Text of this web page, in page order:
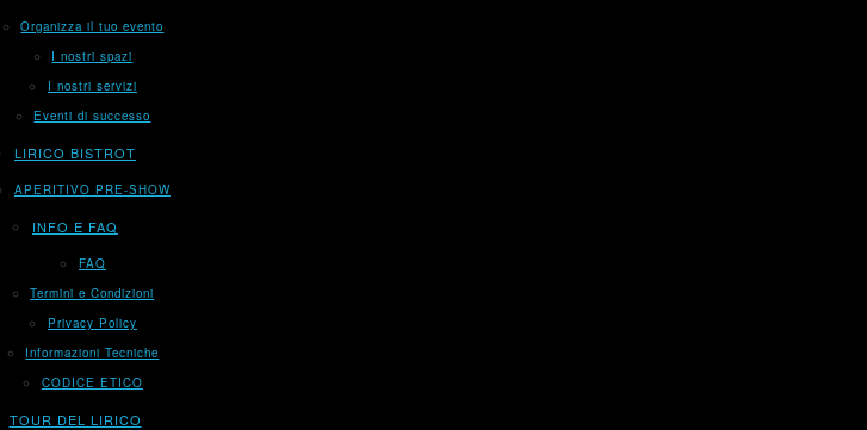
Organizza il tuo evento
I nostri spazi
I nostri servizi
Eventi di successo
LIRICO BISTROT
APERITIVO PRE-SHOW
INFO E FAQ
FAQ
Termini e Condizioni
Privacy Policy
Informazioni Tecniche
CODICE ETICO
TOUR DEL LIRICO